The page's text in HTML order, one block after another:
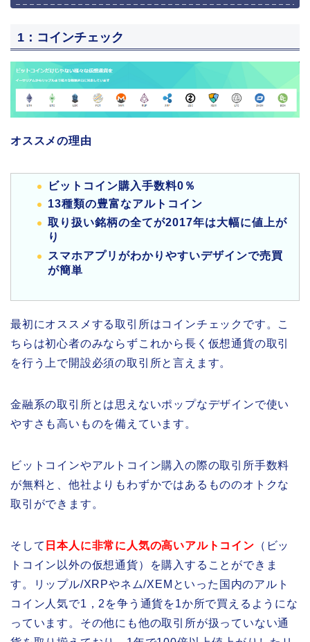
1：コインチェック
オススメの理由
ビットコイン購入手数料0％
13種類の豊富なアルトコイン
取り扱い銘柄の全てが2017年は大幅に値上が
り
スマホアプリがわかりやすいデザインで売買
が簡単
最初にオススメする取引所はコインチェックです。こ
ちらは初心者のみならずこれから長く仮想通貨の取引
を行う上で開設必須の取引所と言えます。
金融系の取引所とは思えないポップなデザインで使い
やすさも高いものを備えています。
ビットコインやアルトコイン購入の際の取引所手数料
が無料と、他社よりもわずかではあるもののオトクな
取引ができます。
そして 日本人に非常に人気の高いアルトコイン （ビッ
トコイン以外の仮想通貨）を購入することができま
す。リップル/XRPやネム/XEMといった国内のアルト
コイン人気で1，2を争う通貨を1か所で買えるようにな
っています。その他にも他の取引所が扱っていない通